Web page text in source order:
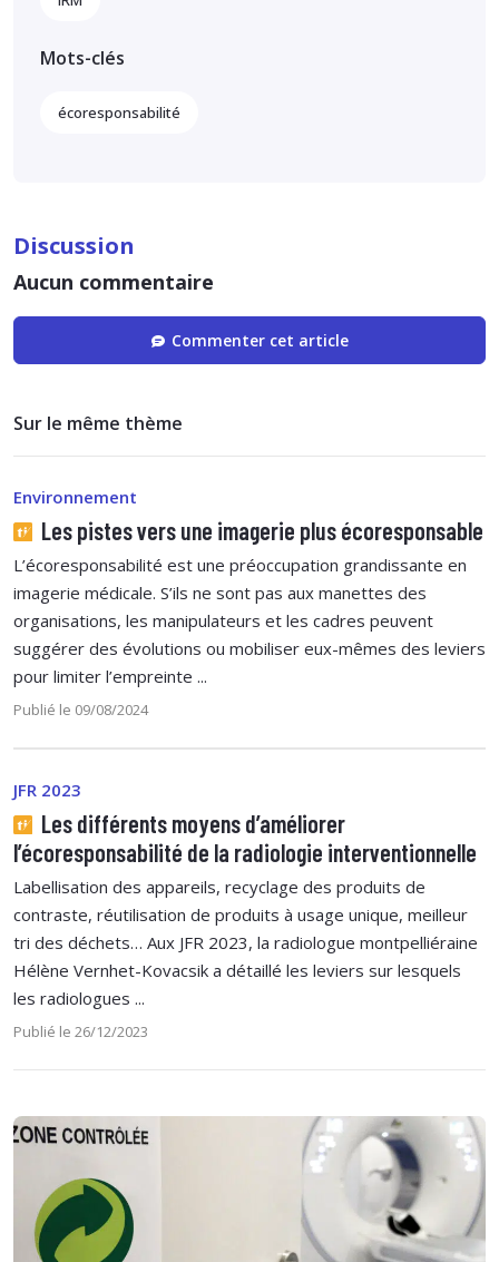
Mots-clés
écoresponsabilité
Discussion
Aucun commentaire
Commenter cet article
Sur le même thème
Environnement
Les pistes vers une imagerie plus écoresponsable
L’écoresponsabilité est une préoccupation grandissante en
imagerie médicale. S’ils ne sont pas aux manettes des
organisations, les manipulateurs et les cadres peuvent
suggérer des évolutions ou mobiliser eux-mêmes des leviers
pour limiter l’empreinte ...
Publié le 09/08/2024
JFR 2023
Les différents moyens d’améliorer
l’écoresponsabilité de la radiologie interventionnelle
Labellisation des appareils, recyclage des produits de
contraste, réutilisation de produits à usage unique, meilleur
tri des déchets… Aux JFR 2023, la radiologue montpelliéraine
Hélène Vernhet-Kovacsik a détaillé les leviers sur lesquels
les radiologues ...
Publié le 26/12/2023